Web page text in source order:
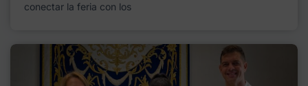
conectar la feria con los